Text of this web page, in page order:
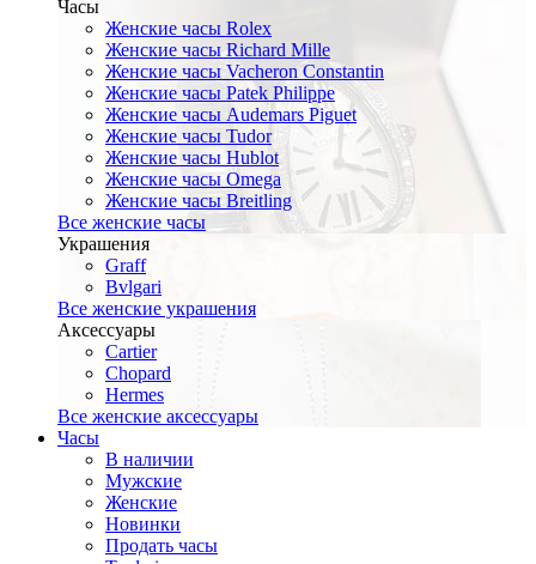
Часы
Женские часы Rolex
Женские часы Richard Mille
Женские часы Vacheron Constantin
Женские часы Patek Philippe
Женские часы Audemars Piguet
Женские часы Tudor
Женские часы Hublot
Женские часы Omega
Женские часы Breitling
Все женские часы
Украшения
Graff
Bvlgari
Все женские украшения
Аксессуары
Cartier
Chopard
Hermes
Все женские аксессуары
Часы
В наличии
Мужские
Женские
Новинки
Продать часы